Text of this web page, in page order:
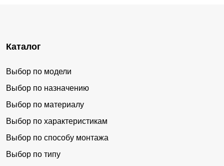
Каталог
Выбор по модели
Выбор по назначению
Выбор по материалу
Выбор по характеристикам
Выбор по способу монтажа
Выбор по типу